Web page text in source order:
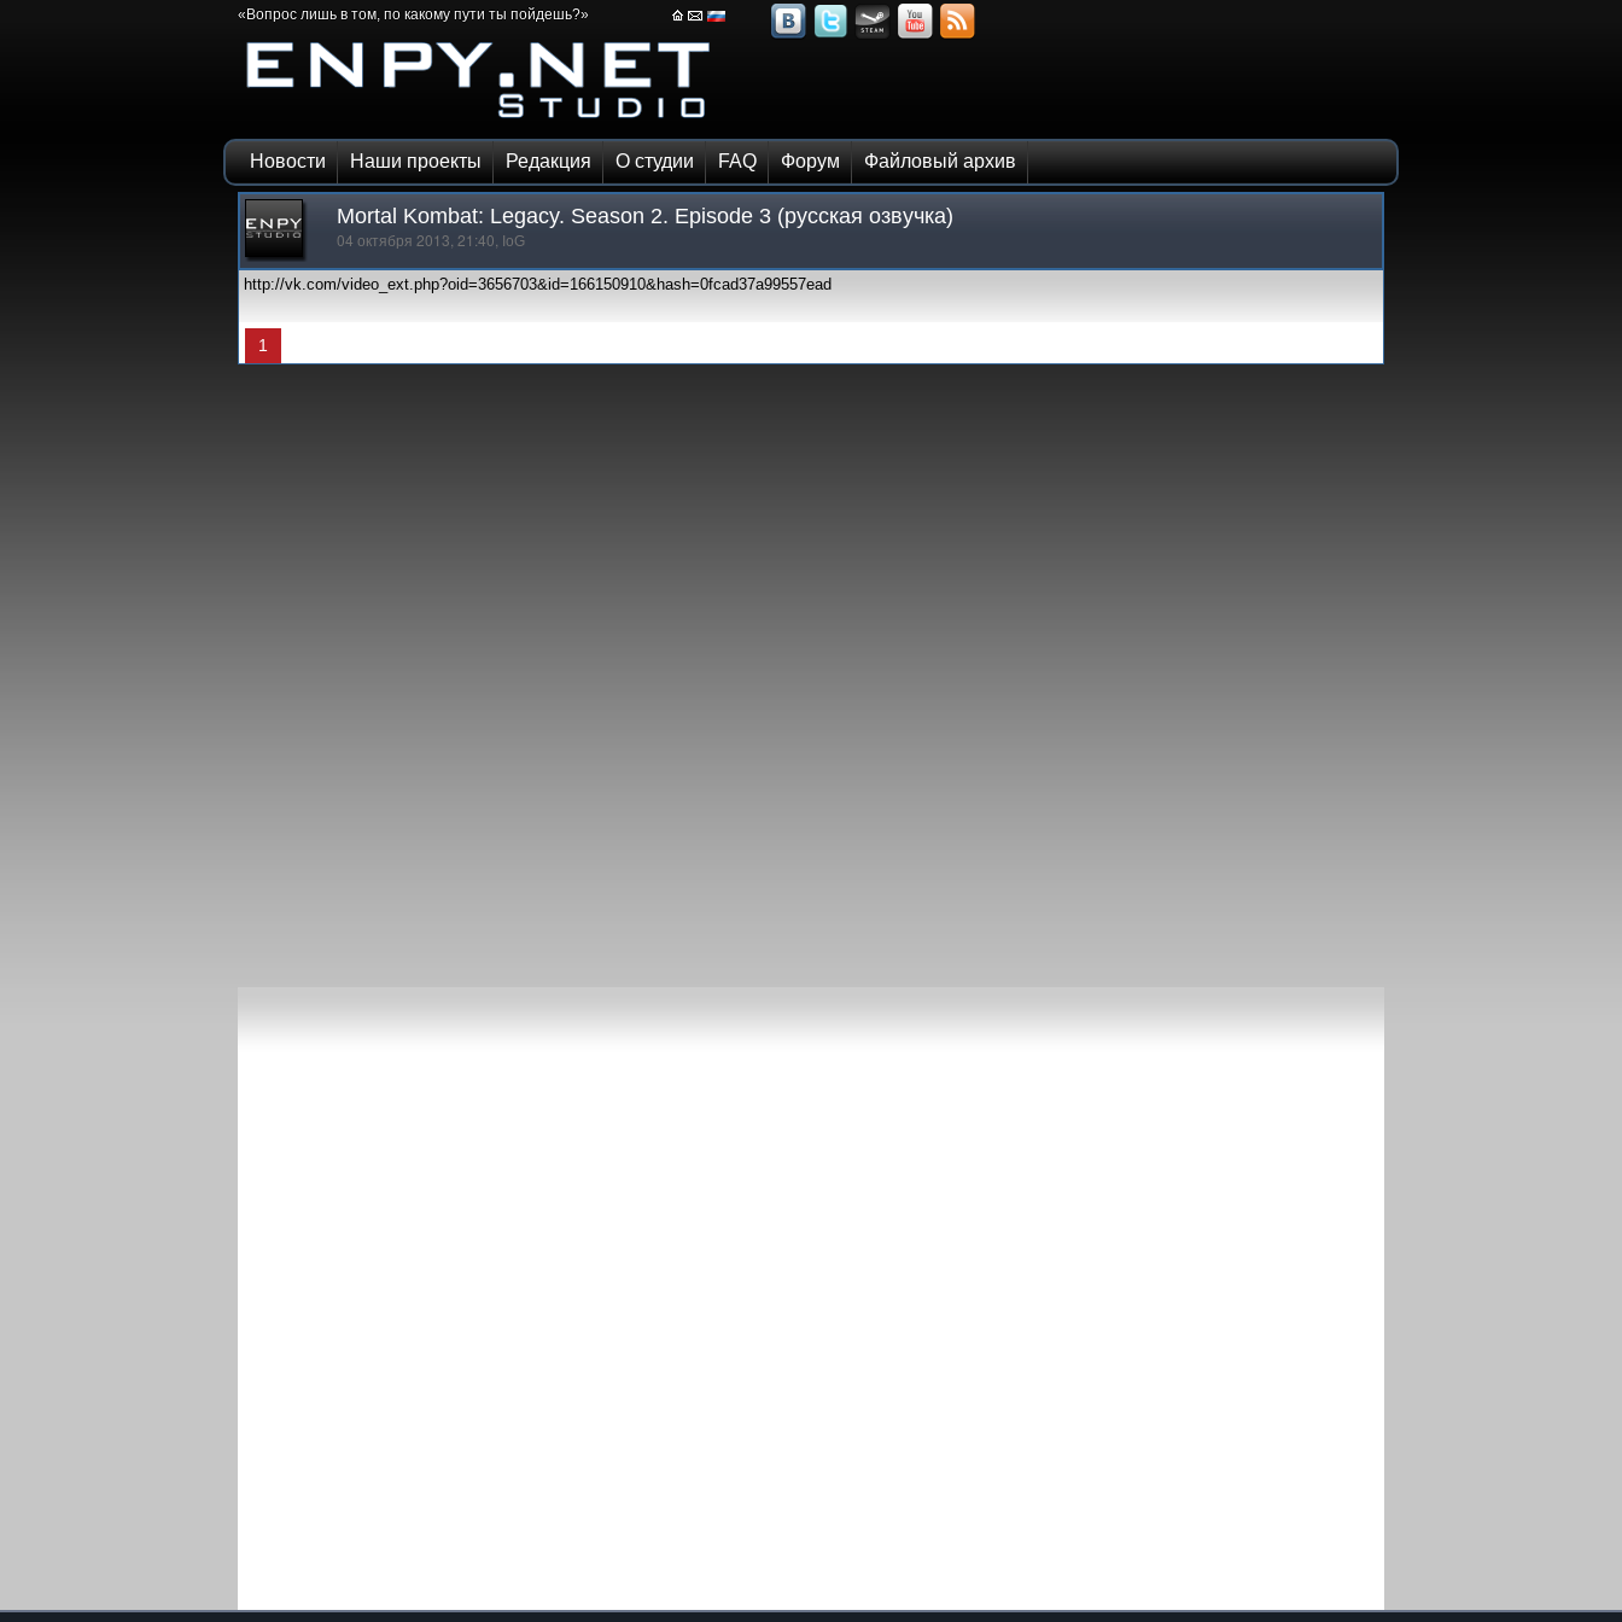
«Вопрос лишь в том, по какому пути ты пойдешь?»
Новости Наши проекты Редакция О студии FAQ Форум Файловый архив
Mortal Kombat: Legacy. Season 2. Episode 3 (русская озвучка)
04 октября 2013, 21:40, IoG
http://vk.com/video_ext.php?oid=3656703&id=166150910&hash=0fcad37a99557ead
1